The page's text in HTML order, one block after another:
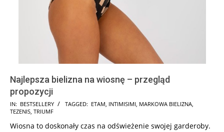
Najlepsza bielizna na wiosnę – przegląd
propozycji
2025-
08-
17
IN: BESTSELLERY TAGGED: ETAM, INTIMISIMI, MARKOWA BIELIZNA,
TEZENIS, TRIUMF
Wiosna to doskonały czas na odświeżenie swojej garderoby.